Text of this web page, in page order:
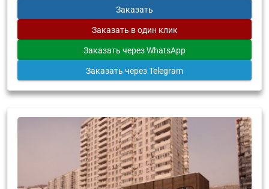
Заказать
Заказать в один клик
Заказать через WhatsApp
Заказать через Telegram